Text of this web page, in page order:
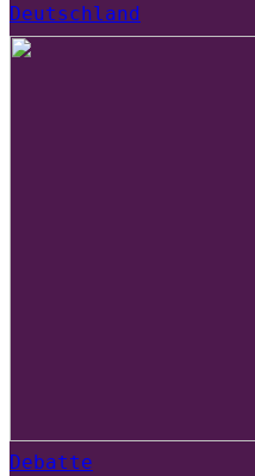
Deutschland
Debatte